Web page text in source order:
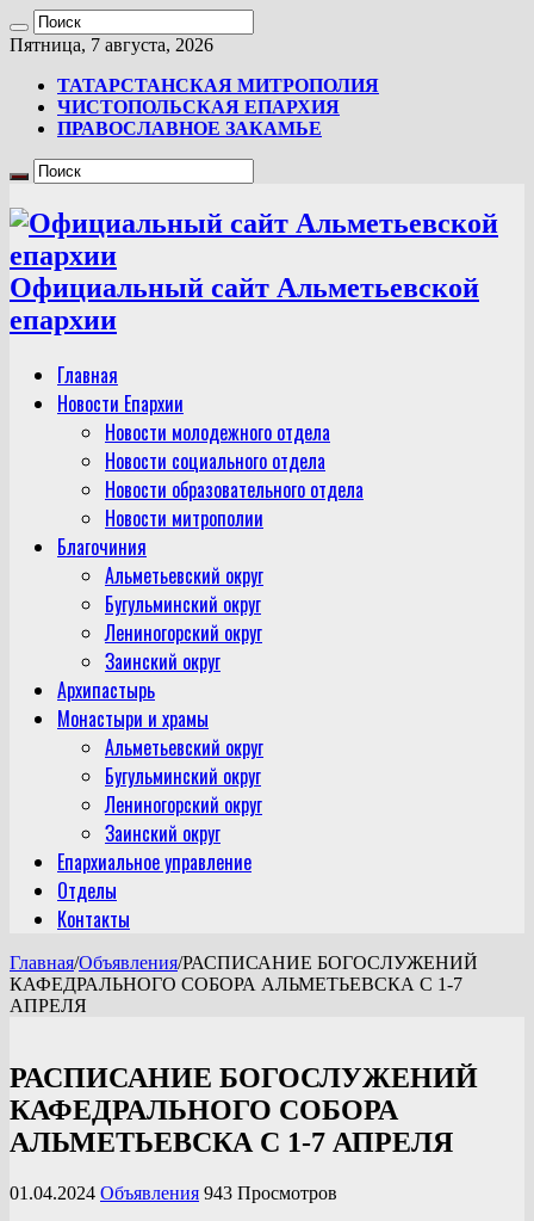
Пятница, 7 августа, 2026
ТАТАРСТАНСКАЯ МИТРОПОЛИЯ
ЧИСТОПОЛЬСКАЯ ЕПАРХИЯ
ПРАВОСЛАВНОЕ ЗАКАМЬЕ
Официальный сайт Альметьевской
епархии
Главная
Новости Епархии
Новости молодежного отдела
Новости социального отдела
Новости образовательного отдела
Новости митрополии
Благочиния
Альметьевский округ
Бугульминский округ
Лениногорский округ
Заинский округ
Архипастырь
Монастыри и храмы
Альметьевский округ
Бугульминский округ
Лениногорский округ
Заинский округ
Епархиальное управление
Отделы
Контакты
Главная/Объявления/РАСПИСАНИЕ БОГОСЛУЖЕНИЙ
КАФЕДРАЛЬНОГО СОБОРА АЛЬМЕТЬЕВСКА С 1-7
АПРЕЛЯ
РАСПИСАНИЕ БОГОСЛУЖЕНИЙ
КАФЕДРАЛЬНОГО СОБОРА
АЛЬМЕТЬЕВСКА С 1-7 АПРЕЛЯ
01.04.2024 Объявления 943 Просмотров